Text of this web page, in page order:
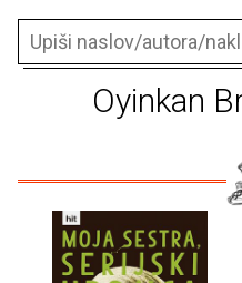
Oyinkan